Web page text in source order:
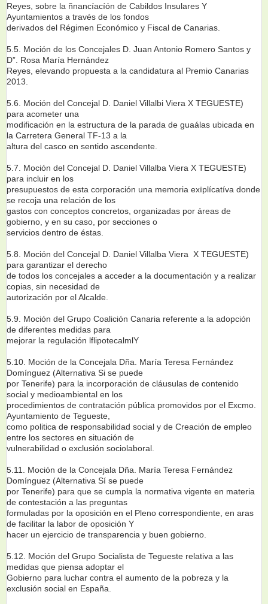
Reyes, sobre la ñnancíacíón de Cabildos Insulares Y
Ayuntamientos a través de los fondos
derivados del Régimen Económico y Fiscal de Canarias.
5.5. Moción de los Concejales D. Juan Antonio Romero Santos y
D”. Rosa María Hernández
Reyes, elevando propuesta a la candidatura al Premio Canarias
2013.
5.6. Moción del Concejal D. Daniel Villalbi Viera X TEGUESTE)
para acometer una
modificación en la estructura de la parada de guaálas ubicada en
la Carretera General TF-13 a la
altura del casco en sentido ascendente.
5.7. Moción del Concejal D. Daniel Villalba Viera X TEGUESTE)
para incluir en los
presupuestos de esta corporación una memoria exïplícatíva donde
se recoja una relación de los
gastos con conceptos concretos, organizadas por áreas de
gobierno, y en su caso, por secciones o
servicios dentro de éstas.
5.8. Moción del Concejal D. Daniel Villalba Viera X TEGUESTE)
para garantizar el derecho
de todos los concejales a acceder a la documentación y a realizar
copias, sin necesidad de
autorización por el Alcalde.
5.9. Moción del Grupo Coalición Canaria referente a la adopción
de diferentes medidas para
mejorar la regulación lflipotecalmlY
5.10. Moción de la Concejala Dña. María Teresa Fernández
Domínguez (Alternativa Si se puede
por Tenerife) para la incorporación de cláusulas de contenido
social y medioambiental en los
procedimientos de contratación pública promovidos por el Excmo.
Ayuntamiento de Tegueste,
como politica de responsabilidad social y de Creación de empleo
entre los sectores en situación de
vulnerabilidad o exclusión sociolaboral.
5.11. Moción de la Concejala Dña. María Teresa Fernández
Domínguez (Alternativa Sí se puede
por Tenerife) para que se cumpla la normativa vigente en materia
de contestación a las preguntas
formuladas por la oposición en el Pleno correspondiente, en aras
de facilitar la labor de oposición Y
hacer un ejercicio de transparencia y buen gobierno.
5.12. Moción del Grupo Socialista de Tegueste relativa a las
medidas que piensa adoptar el
Gobierno para luchar contra el aumento de la pobreza y la
exclusión social en España.